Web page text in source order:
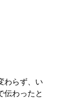
わらず、い
伝わったと